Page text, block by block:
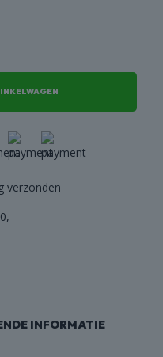
verzonden
INFORMATIE